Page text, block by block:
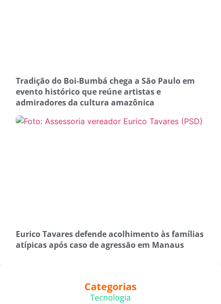
Tradição do Boi-Bumbá chega a São Paulo em
evento histórico que reúne artistas e
admiradores da cultura amazônica
Eurico Tavares defende acolhimento às famílias
atípicas após caso de agressão em Manaus
Categorias
Tecnologia